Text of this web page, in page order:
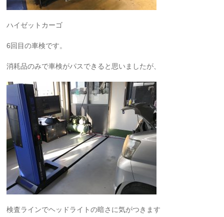
ハイゼットカーゴ
6回目の車検です。
消耗品のみで車検がパスできると思いましたが、
検査ラインでヘッドライトの暗さに気がつきます